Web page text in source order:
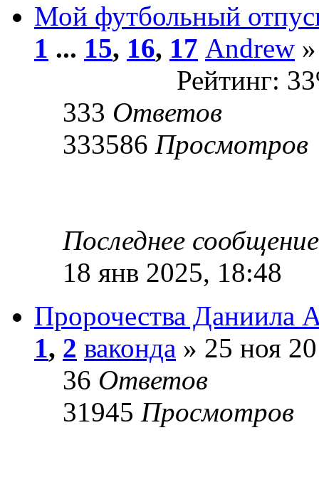
Мой футбольный
1 ... 15, 16, 17 Andrew
Рейтинг:
333 Ответов
333586 Просмотров
Последнее
18 янв 2025, 18:48
Пророчества Даниила
1, 2 ваконда » 25 ноя
36 Ответов
31945 Просмотров